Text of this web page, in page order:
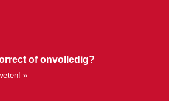
of onvolledig?
»